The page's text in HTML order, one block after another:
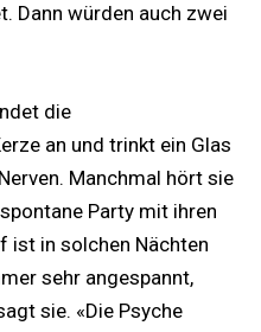
Dann würden auch zwei
die
an und trinkt ein Glas
Manchmal hört sie
Party mit ihren
ist in solchen Nächten
sehr angespannt,
sie. «Die Psyche